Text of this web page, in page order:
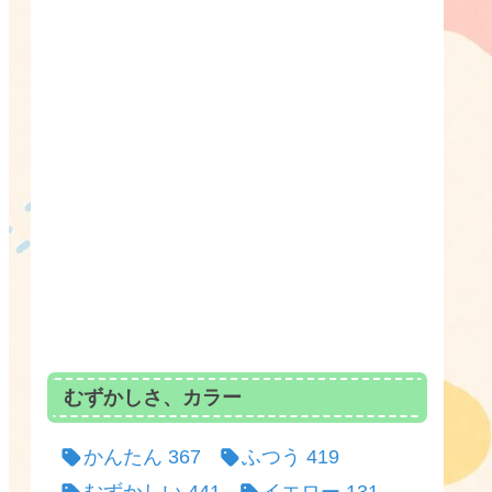
むずかしさ、カラー
かんたん 367 ふつう 419